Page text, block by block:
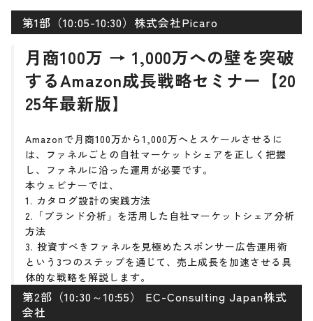
第1部（10:05-10:30）株式会社Picaro
月商100万 → 1,000万への壁を突破
するAmazon成長戦略セミナー【20
25年最新版】
Amazonで月商100万から1,000万へとスケールさせるに
は、ファネルごとの自社マーケットシェアを正しく把握
し、ファネルに沿った運用が必要です。
本ウェビナーでは、
1. カタログ設計の実践方法
2.「ブランド分析」を活用した自社マーケットシェア分析
方法
3. 投資すべきファネルを見極めたスポンサー広告運用術
という3つのステップを通じて、売上成長を加速させる具
体的な戦略を解説します。
第2部（10:30～10:55） EC-Consulting Japan株式
会社